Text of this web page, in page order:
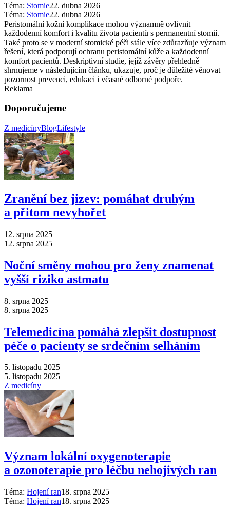
Téma: Stomie22. dubna 2026
Téma: Stomie22. dubna 2026
Peristomální kožní komplikace mohou významně ovlivnit
každodenní komfort i kvalitu života pacientů s permanentní stomií.
Také proto se v moderní stomické péči stále více zdůrazňuje význam
řešení, která podporují ochranu peristomální kůže a každodenní
komfort pacientů. Deskriptivní studie, jejíž závěry přehledně
shrnujeme v následujícím článku, ukazuje, proč je důležité věnovat
pozornost prevenci, edukaci i včasné odborné podpoře.
Reklama
Doporučujeme
Z medicínyBlogLifestyle
Zranění bez jizev: pomáhat druhým
a přitom nevyhořet
12. srpna 2025
12. srpna 2025
Noční směny mohou pro ženy znamenat
vyšší riziko astmatu
8. srpna 2025
8. srpna 2025
Telemedicína pomáhá zlepšit dostupnost
péče o pacienty se srdečním selháním
5. listopadu 2025
5. listopadu 2025
Z medicíny
Význam lokální oxygenoterapie
a ozonoterapie pro léčbu nehojivých ran
Téma: Hojení ran18. srpna 2025
Téma: Hojení ran18. srpna 2025